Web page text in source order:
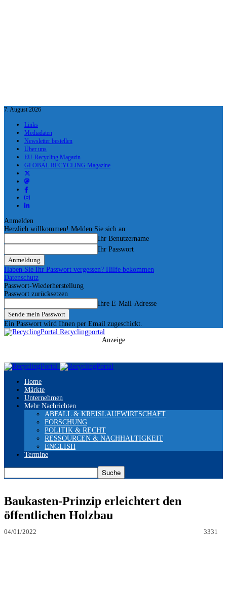
7. August 2026
Links
Mediadaten
Newsletter bestellen
Über uns
EU-Recycling Magazin
GLOBAL RECYCLING Magazine
Anmelden
Herzlich willkommen! Melden Sie sich an
Ihr Benutzername
Ihr Passwort
Haben Sie Ihr Passwort vergessen? Hilfe bekommen
Datenschutz
Passwort-Wiederherstellung
Passwort zurücksetzen
Ihre E-Mail-Adresse
Ein Passwort wird Ihnen per Email zugeschickt.
Recyclingportal
Anzeige
Home
Märkte
Unternehmen
Mehr Nachrichten
ABFALL & KREISLAUFWIRTSCHAFT
FORSCHUNG
POLITIK & RECHT
RESSOURCEN & NACHHALTIGKEIT
ENGLISH
Termine
Baukasten-Prinzip erleichtert den
öffentlichen Holzbau
04/01/2022 3331